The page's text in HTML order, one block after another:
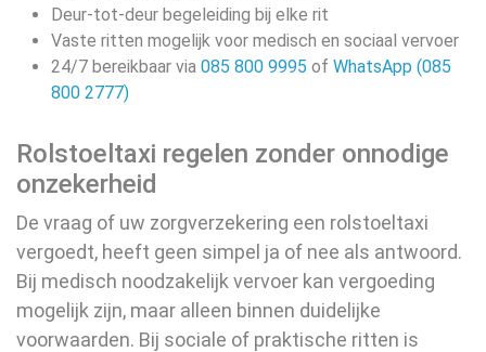
Deur-tot-deur begeleiding bij elke rit
Vaste ritten mogelijk voor medisch en sociaal vervoer
24/7 bereikbaar via 085 800 9995 of WhatsApp (085
800 2777)
Rolstoeltaxi regelen zonder onnodige
onzekerheid
De vraag of uw zorgverzekering een rolstoeltaxi
vergoedt, heeft geen simpel ja of nee als antwoord.
Bij medisch noodzakelijk vervoer kan vergoeding
mogelijk zijn, maar alleen binnen duidelijke
voorwaarden. Bij sociale of praktische ritten is